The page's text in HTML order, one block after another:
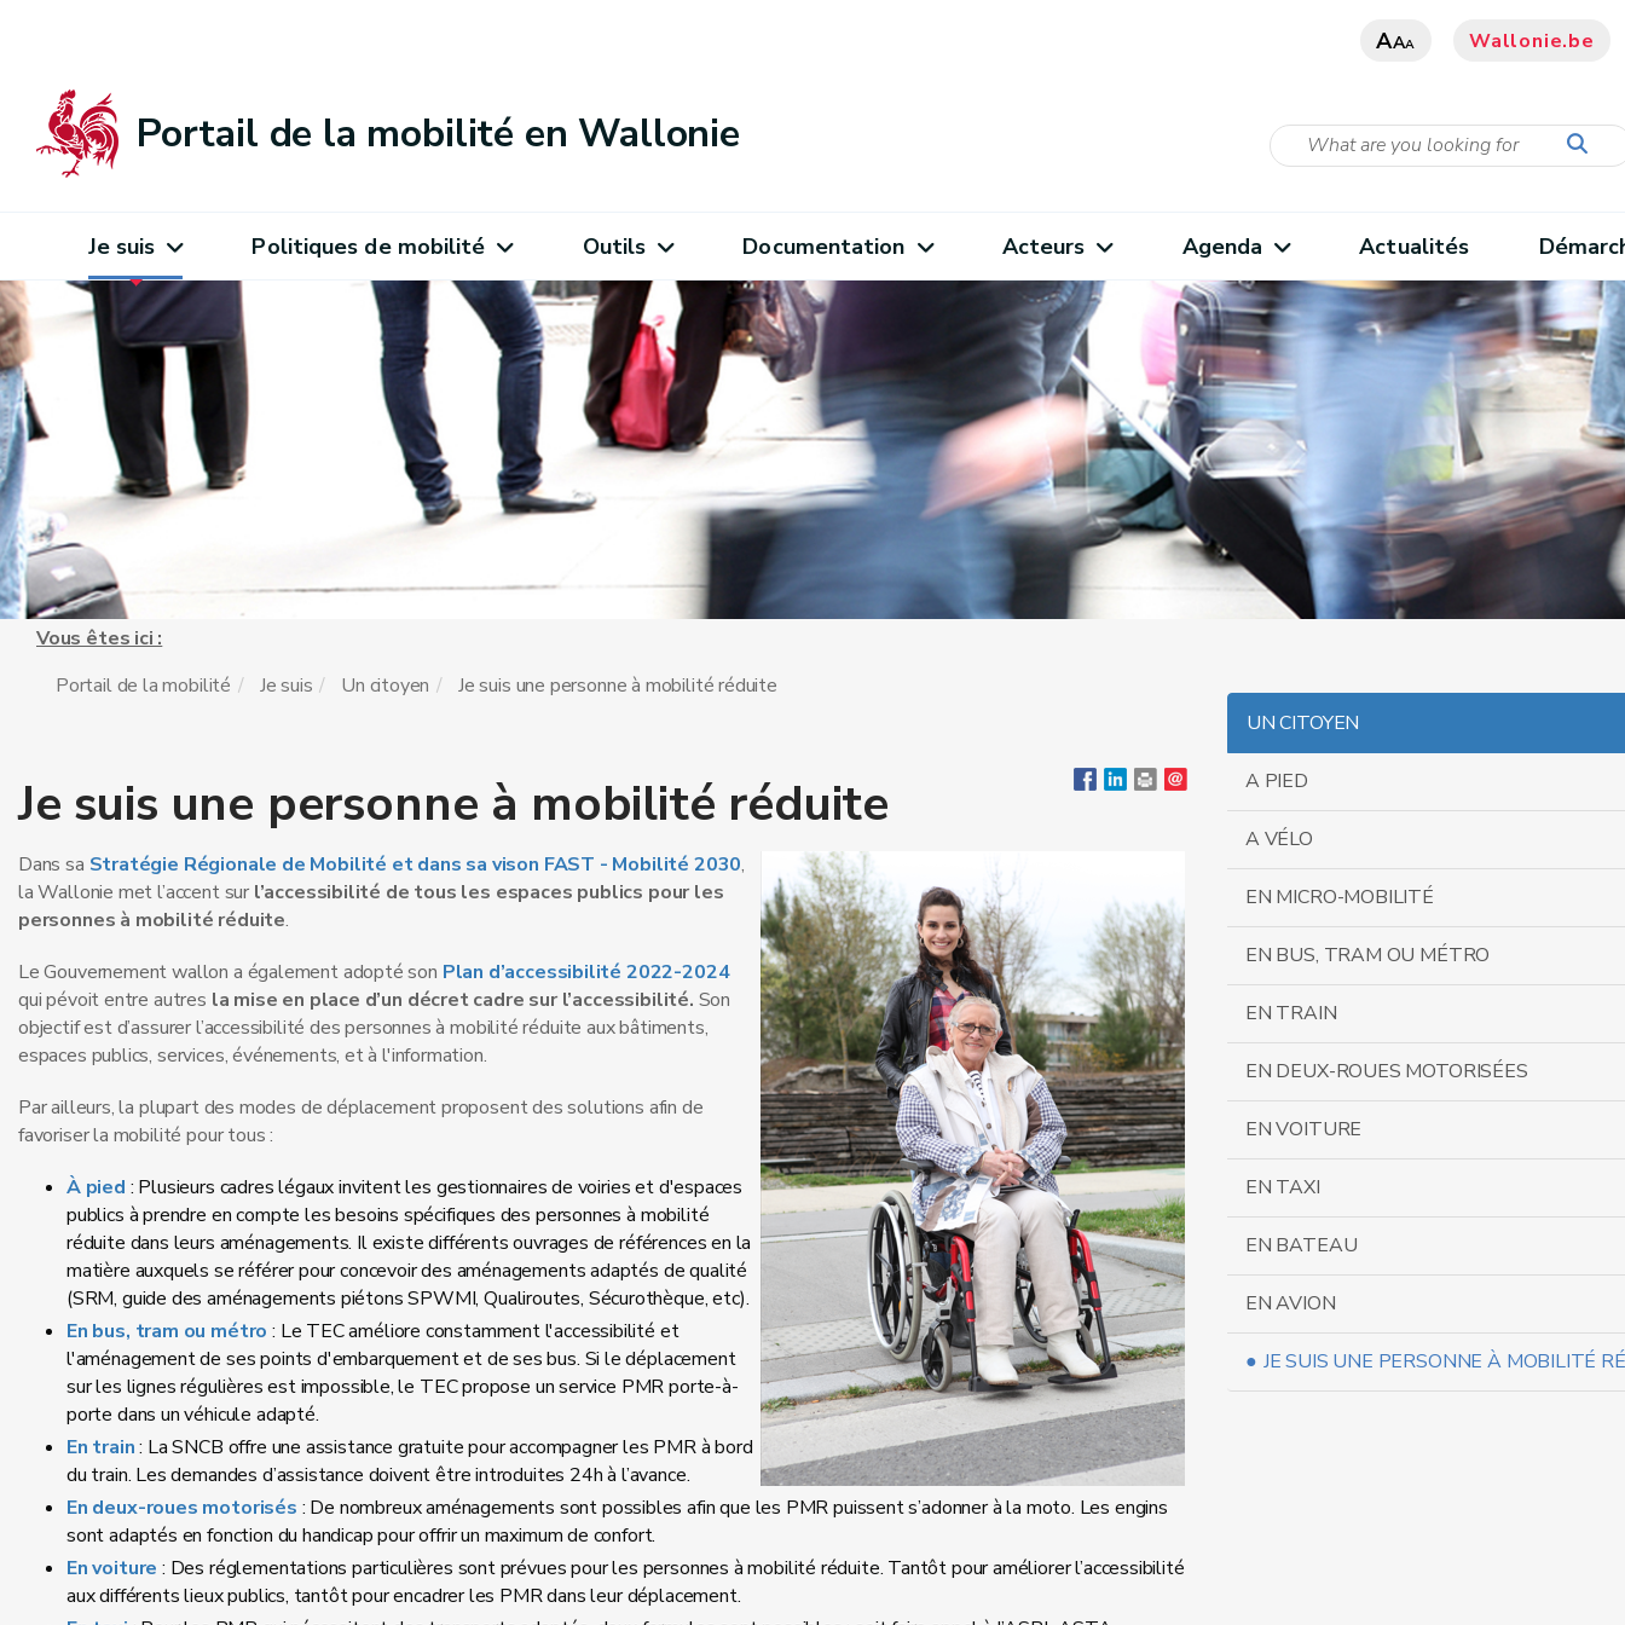
AAA Wallonie.be
Portail de la mobilité en Wallonie
Je suis Politiques de mobilité Outils Documentation Acteurs Agenda Actualités
Vous êtes ici :
Portail de la mobilité
Je suis Un citoyen Je suis une personne à mobilité réduite
Je suis une personne à mobilité réduite
Dans sa Stratégie Régionale de Mobilité et dans sa vison FAST - Mobilité 2030,
la Wallonie met l’accent sur l’accessibilité de tous les espaces publics pour les
personnes à mobilité réduite.
Le Gouvernement wallon a également adopté son Plan d’accessibilité 2022-2024
qui pévoit entre autres la mise en place d’un décret cadre sur l’accessibilité. Son
objectif est d’assurer l’accessibilité des personnes à mobilité réduite aux bâtiments,
espaces publics, services, événements, et à l'information.
Par ailleurs, la plupart des modes de déplacement proposent des solutions afin de
favoriser la mobilité pour tous :
À pied : Plusieurs cadres légaux invitent les gestionnaires de voiries et d'espaces
publics à prendre en compte les besoins spécifiques des personnes à mobilité
réduite dans leurs aménagements. Il existe différents ouvrages de références en la
matière auxquels se référer pour concevoir des aménagements adaptés de qualité
(SRM, guide des aménagements piétons SPWMI, Qualiroutes, Sécurothèque, etc).
En bus, tram ou métro : Le TEC améliore constamment l'accessibilité et
l'aménagement de ses points d'embarquement et de ses bus. Si le déplacement
sur les lignes régulières est impossible, le TEC propose un service PMR porte-à-
porte dans un véhicule adapté.
En train: La SNCB offre une assistance gratuite pour accompagner les PMR à bord
du train. Les demandes d’assistance doivent être introduites 24h à l’avance.
En deux-roues motorisés : De nombreux aménagements sont possibles afin que les PMR puissent s’adonner à la moto. Les engins
sont adaptés en fonction du handicap pour offrir un maximum de confort.
En voiture : Des réglementations particulières sont prévues pour les personnes à mobilité réduite. Tantôt pour améliorer l’accessibilité
aux différents lieux publics, tantôt pour encadrer les PMR dans leur déplacement.
UN CITOYEN
A PIED
A VÉLO
EN MICRO-MOBILITÉ
EN BUS, TRAM OU MÉTRO
EN TRAIN
EN DEUX-ROUES MOTORISÉES
EN VOITURE
EN TAXI
EN BATEAU
EN AVION
JE SUIS UNE PERSONNE À MOBILITÉ